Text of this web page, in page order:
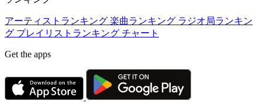
アーティストランキング 楽曲ランキング ラジオ局ランキン
グ プレイリストランキング チャート
Get the apps